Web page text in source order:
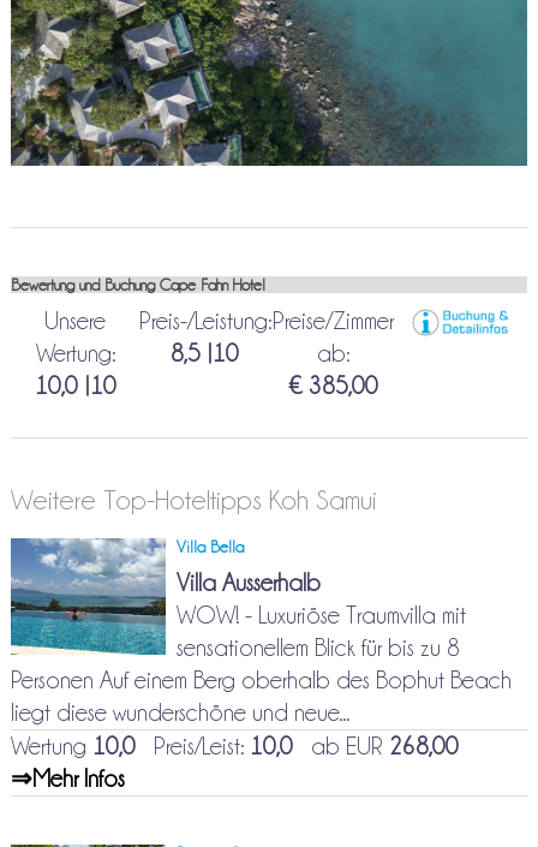
Bewertung und Buchung Cape Fahn Hotel
Unsere
Wertung:
10,0 |10
Preis-/Leistung:
8,5 |10
Preise/Zimmer
ab:
€ 385,00
Weitere Top-Hoteltipps Koh Samui
Villa Bella
Villa Ausserhalb
WOW! - Luxuriöse Traumvilla mit
sensationellem Blick für bis zu 8
Personen Auf einem Berg oberhalb des Bophut Beach
liegt diese wunderschöne und neue...
Wertung 10,0Preis/Leist: 10,0ab EUR 268,00
⇒Mehr Infos